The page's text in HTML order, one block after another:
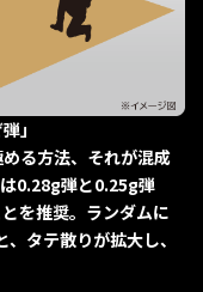
」
る方法、それが混成
0.28g弾と0.25g弾
を推奨。ランダムに
タテ散りが拡大し、